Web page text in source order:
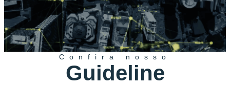
Confira nosso
Guideline